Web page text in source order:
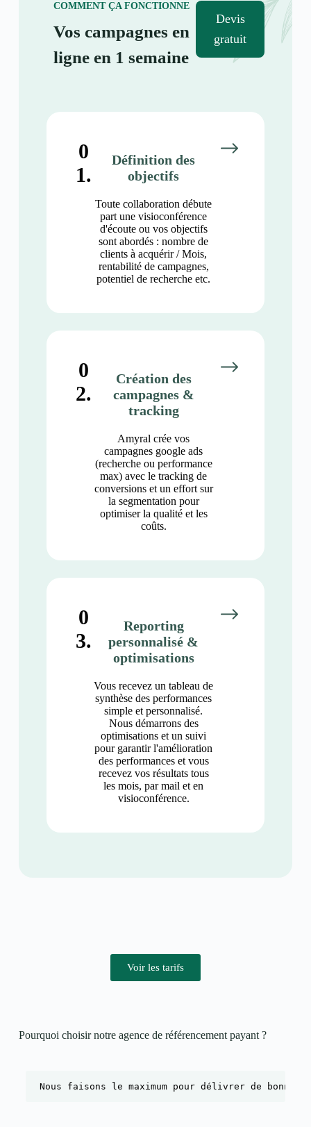
COMMENT ÇA FONCTIONNE
Vos campagnes en
ligne en 1 semaine
Devis
gratuit
0
1.
Définition des
objectifs
Toute collaboration débute
part une visioconférence
d'écoute ou vos objectifs
sont abordés : nombre de
clients à acquérir / Mois,
rentabilité de campagnes,
potentiel de recherche etc.
0
2.
Création des
campagnes &
tracking
Amyral crée vos
campagnes google ads
(recherche ou performance
max) avec le tracking de
conversions et un effort sur
la segmentation pour
optimiser la qualité et les
coûts.
0
3.
Reporting
personnalisé &
optimisations
Vous recevez un tableau de
synthèse des performances
simple et personnalisé.
Nous démarrons des
optimisations et un suivi
pour garantir l'amélioration
des performances et vous
recevez vos résultats tous
les mois, par mail et en
visioconférence.
Voir les tarifs
Pourquoi choisir notre agence de référencement payant ?​
Nous faisons le maximum pour délivrer de bonnes